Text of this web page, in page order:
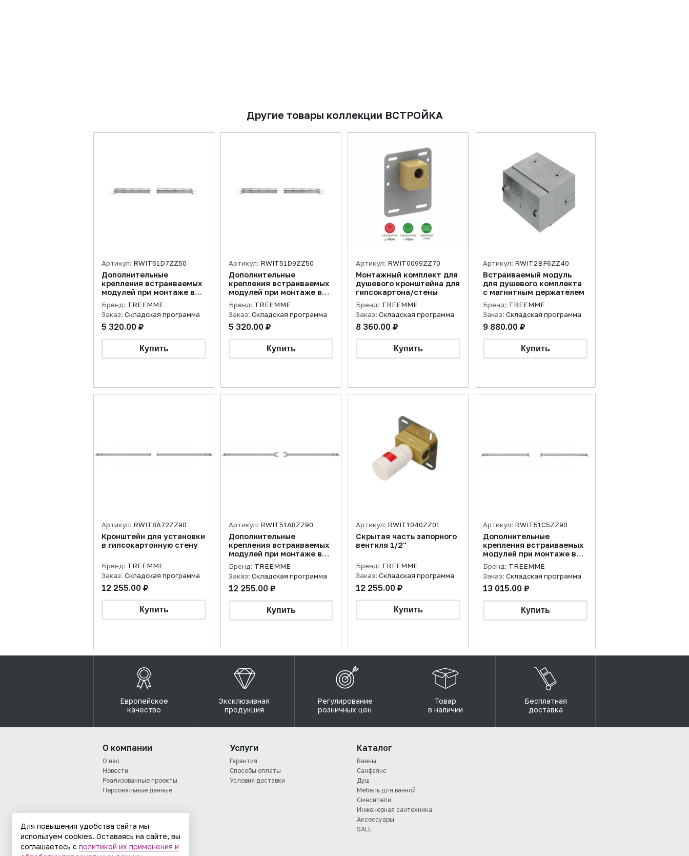
Другие товары коллекции ВСТРОЙКА
Артикул: RWIT51D7ZZ50
Дополнительные
крепления встраиваемых
модулей при монтаже в
гипсокартонные стены
Бренд: TREEMME
Заказ: Складская программа
5 320.00 ₽
Артикул: RWIT51D9ZZ50
Дополнительные
крепления встраиваемых
модулей при монтаже в
гипсокартонные стены
Бренд: TREEMME
Заказ: Складская программа
5 320.00 ₽
Артикул: RWIT0099ZZ70
Монтажный комплект для
душевого кронштейна для
гипсокартона/стены
Бренд: TREEMME
Заказ: Складская программа
8 360.00 ₽
Артикул: RWIT2BF6ZZ40
Встраиваемый модуль
для душевого комплекта
с магнитным держателем
Бренд: TREEMME
Заказ: Складская программа
9 880.00 ₽
Артикул: RWIT8A72ZZ90
Кронштейн для установки
в гипсокартонную стену
Бренд: TREEMME
Заказ: Складская программа
12 255.00 ₽
Артикул: RWIT51A8ZZ90
Дополнительные
крепления встраиваемых
модулей при монтаже в
гипсокартонные стены
Бренд: TREEMME
Заказ: Складская программа
12 255.00 ₽
Артикул: RWIT1040ZZ01
Скрытая часть запорного
вентиля 1/2"
Бренд: TREEMME
Заказ: Складская программа
12 255.00 ₽
Артикул: RWIT51C5ZZ90
Дополнительные
крепления встраиваемых
модулей при монтаже в
гипсокартонные стены
Бренд: TREEMME
Заказ: Складская программа
13 015.00 ₽
Европейское
качество
Эксклюзивная
продукция
Регулирование
розничных цен
Товар
в наличии
Бесплатная
доставка
О компании
О нас
Новости
Реализованные проекты
Персональные данные
Услуги
Гарантия
Способы оплаты
Условия доставки
Каталог
Ванны
Санфаянс
Душ
Мебель для ванной
Смесители
Инженерная сантехника
Аксессуары
SALE
Для повышения удобства сайта мы
используем cookies. Оставаясь на сайте, вы
соглашаетесь с политикой их применения и